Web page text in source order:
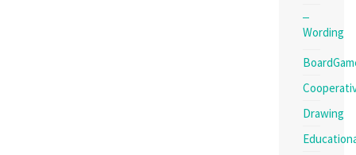
Wording
Drawing